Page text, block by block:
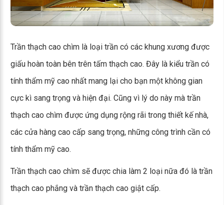
Trần thạch cao chìm là loại trần có các khung xương được
giấu hoàn toàn bên trên tấm thạch cao. Đây là kiểu trần có
tính thẩm mỹ cao nhất mang lại cho bạn một không gian
cực kì sang trọng và hiện đại. Cũng vì lý do này mà trần
thạch cao chìm được ứng dụng rộng rãi trong thiết kế nhà,
các cửa hàng cao cấp sang trọng, những công trình cần có
tính thẩm mỹ cao.
Trần thạch cao chìm sẽ được chia làm 2 loại nữa đó là trần
thạch cao phắng và trần thạch cao giật cấp.